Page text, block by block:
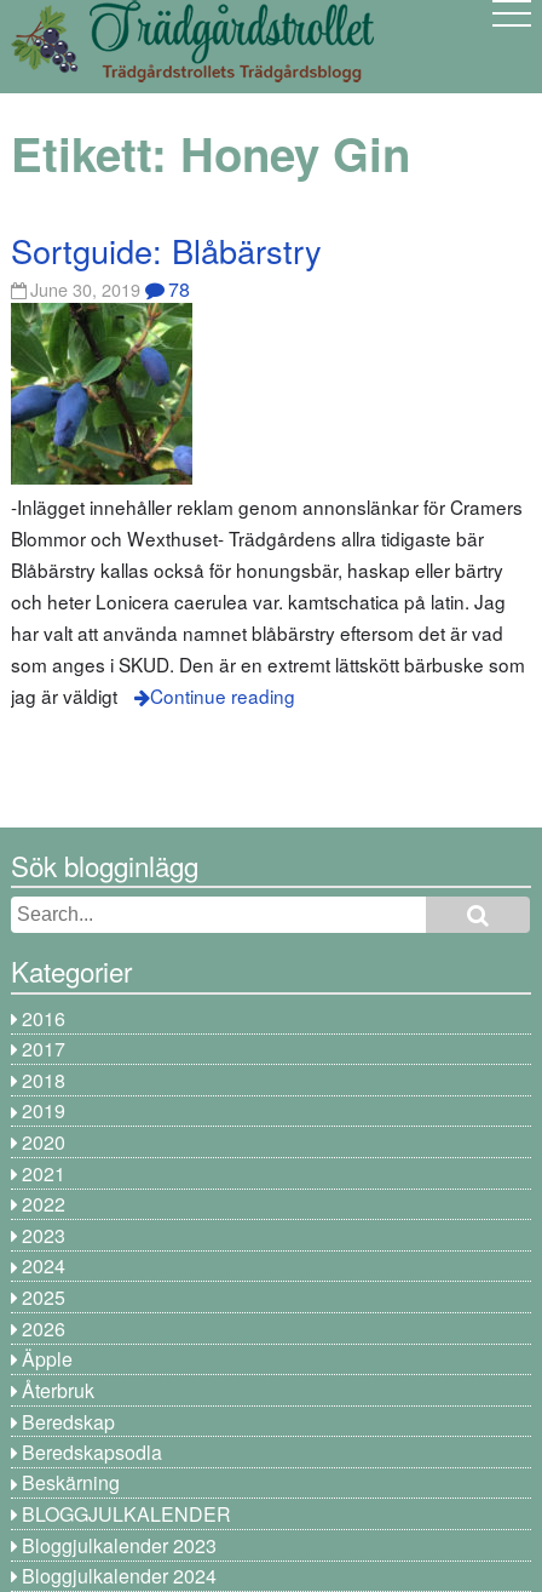
Etikett: Honey Gin
Sortguide: Blåbärstry
June 30, 2019 78
-Inlägget innehåller reklam genom annonslänkar för Cramers
Blommor och Wexthuset- Trädgårdens allra tidigaste bär
Blåbärstry kallas också för honungsbär, haskap eller bärtry
och heter Lonicera caerulea var. kamtschatica på latin. Jag
har valt att använda namnet blåbärstry eftersom det är vad
som anges i SKUD. Den är en extremt lättskött bärbuske som
jag är väldigt
Continue reading
Sök blogginlägg
Kategorier
2016
2017
2018
2019
2020
2021
2022
2023
2024
2025
2026
Äpple
Återbruk
Beredskap
Beredskapsodla
Beskärning
BLOGGJULKALENDER
Bloggjulkalender 2023
Bloggjulkalender 2024